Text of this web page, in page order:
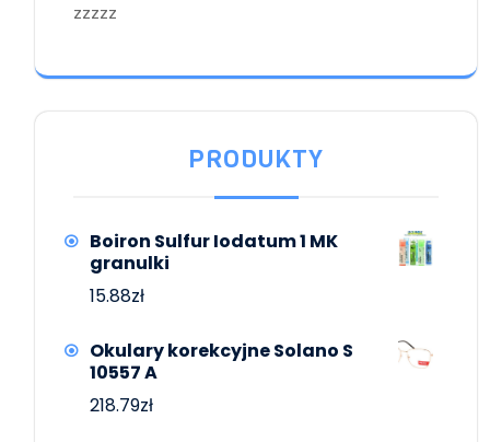
zzzzz
PRODUKTY
Boiron Sulfur Iodatum 1 MK
granulki
15.88zł
Okulary korekcyjne Solano S
10557 A
218.79zł